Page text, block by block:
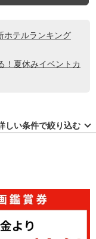
ホテルランキング
！夏休みイベントカ
しい条件で絞り込む